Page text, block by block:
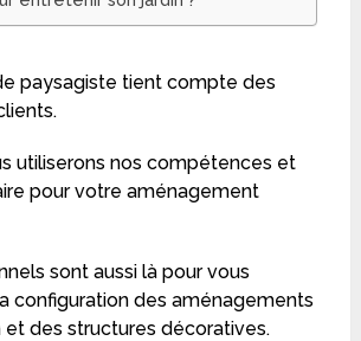
paysagiste tient compte des
utiliserons nos compétences et
pour votre aménagement
sont aussi là pour vous
configuration des aménagements
et des structures décoratives.